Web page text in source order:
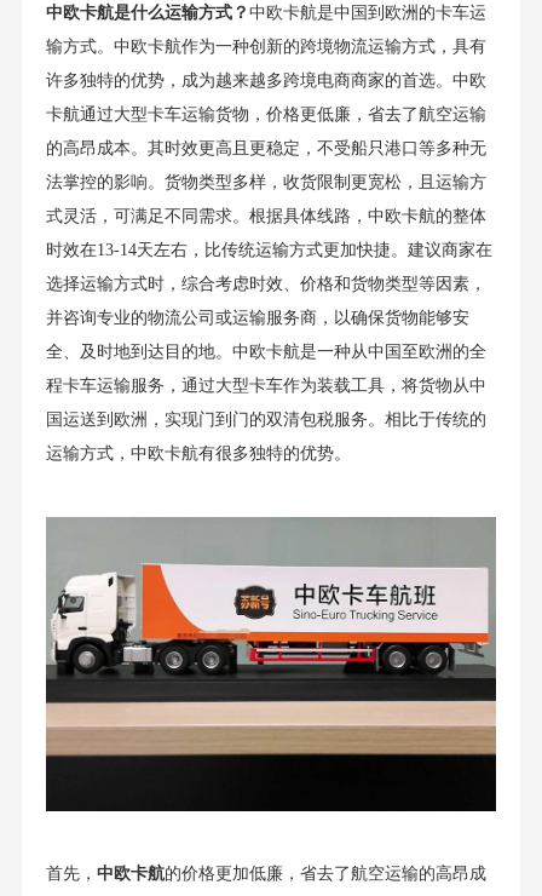
中欧卡航是什么运输方式？ 中欧卡航是中国到欧洲的卡车运
输方式。中欧卡航作为一种创新的跨境物流运输方式，具有
许多独特的优势，成为越来越多跨境电商商家的首选。中欧
卡航通过大型卡车运输货物，价格更低廉，省去了航空运输
的高昂成本。其时效更高且更稳定，不受船只港口等多种无
法掌控的影响。货物类型多样，收货限制更宽松，且运输方
式灵活，可满足不同需求。根据具体线路，中欧卡航的整体
时效在13-14天左右，比传统运输方式更加快捷。建议商家在
选择运输方式时，综合考虑时效、价格和货物类型等因素，
并咨询专业的物流公司或运输服务商，以确保货物能够安
全、及时地到达目的地。中欧卡航是一种从中国至欧洲的全
程卡车运输服务，通过大型卡车作为装载工具，将货物从中
国运送到欧洲，实现门到门的双清包税服务。相比于传统的
运输方式，中欧卡航有很多独特的优势。
首先， 中欧卡航的价格更加低廉，省去了航空运输的高昂成